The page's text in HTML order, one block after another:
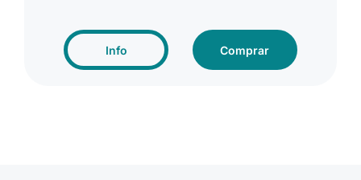
Info Comprar